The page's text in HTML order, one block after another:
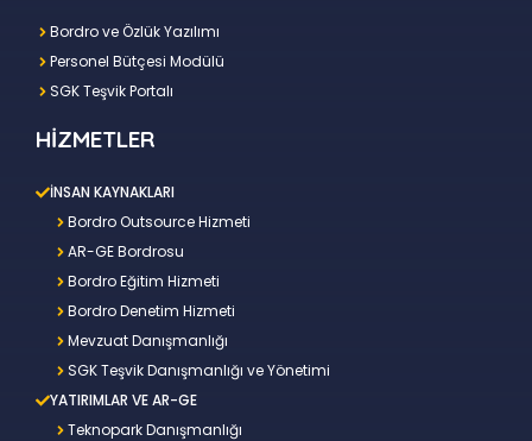
Bordro ve Özlük Yazılımı
Personel Bütçesi Modülü
SGK Teşvik Portalı
HİZMETLER
İNSAN KAYNAKLARI
Bordro Outsource Hizmeti
AR-GE Bordrosu
Bordro Eğitim Hizmeti
Bordro Denetim Hizmeti
Mevzuat Danışmanlığı
SGK Teşvik Danışmanlığı ve Yönetimi
YATIRIMLAR VE AR-GE
Teknopark Danışmanlığı